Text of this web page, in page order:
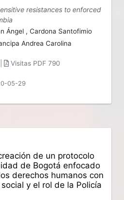
resistances to enforced
Ángel ,Cardona Santofimio
Andrea Carolina
Visitas PDF 790
05-29
de un protocolo
de Bogotá enfocado
derechos humanos con
y el rol de la Policía